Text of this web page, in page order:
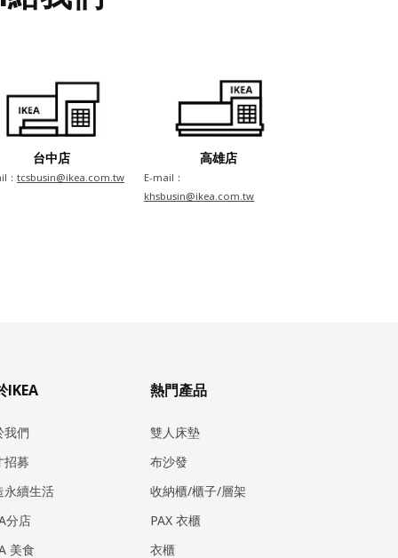
台中店
：tcsbusin@ikea.com.tw
高雄店
E-mail：
khsbusin@ikea.com.tw
IKEA
我們
招募
永續生活
分店
美食
熱門產品
雙人床墊
布沙發
收納櫃/櫃子/層架
PAX 衣櫃
衣櫃